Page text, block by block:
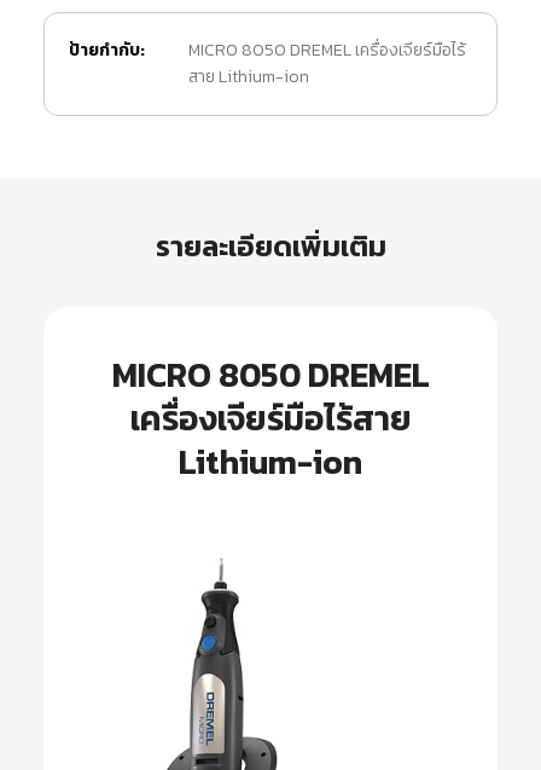
ป้ายกำกับ:
MICRO 8050 DREMEL เครื่องเจียร์มือไร้
สาย Lithium-ion
รายละเอียดเพิ่มเติม
MICRO 8050 DREMEL
เครื่องเจียร์มือไร้สาย
Lithium-ion